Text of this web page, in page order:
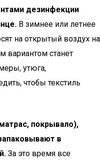
дезинфекции
В зимнее или летнее
на открытый воздух на
вариантом станет
утюга,
чтобы текстиль
покрывало),
в
За это время все